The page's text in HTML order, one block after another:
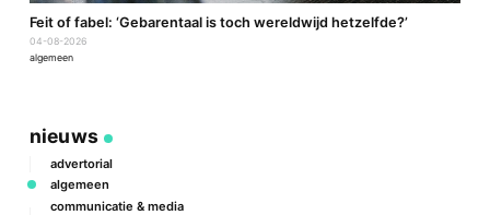
Feit of fabel: ‘Gebarentaal is toch wereldwijd hetzelfde?’
04-08-2026
algemeen
nieuws
advertorial
algemeen
communicatie & media